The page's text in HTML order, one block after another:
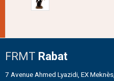
FRMT Rabat
7 Avenue Ahmed Lyazidi, EX Meknès,